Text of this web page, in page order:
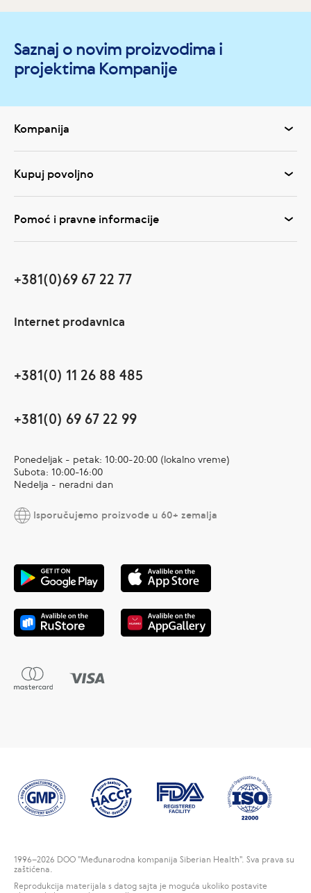
Saznaj o novim proizvodima i
projektima Kompanije
Kompanija
Kupuj povoljno
Pomoć i pravne informacije
+381(0)69 67 22 77
Internet prodavnica
+381(0) 11 26 88 485
+381(0) 69 67 22 99
Ponedeljak - petak: 10:00-20:00 (lokalno vreme)
Subota: 10:00-16:00
Nedelja - neradni dan
Isporučujemo proizvode u 60+ zemalja
1996–2026 DOO "Međunarodna kompanija Siberian Health". Sva prava su
zaštićena.
Reprodukcija materijala s datog sajta je moguća ukoliko postavite